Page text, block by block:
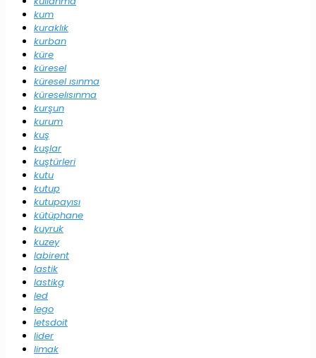
kum
kuraklık
kurban
küre
küresel
küresel ısınma
küreselısınma
kurşun
kurum
kuş
kuşlar
kuştürleri
kutu
kutup
kutupayısı
kütüphane
kuyruk
kuzey
labirent
lastik
lastikg
led
lego
letsdoit
lider
limak